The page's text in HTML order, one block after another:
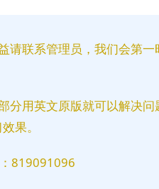
请联系管理员，我们会第
分用英文原版就可以解决
果。
819091096